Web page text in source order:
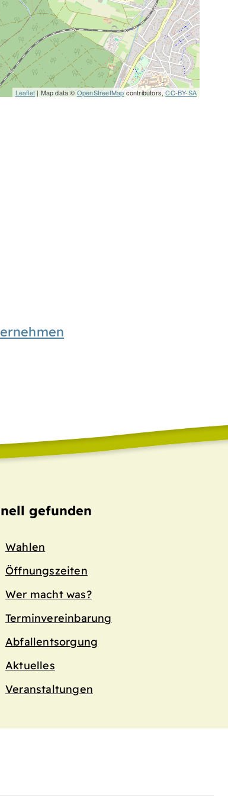
Leaflet| Map data ©OpenStreetMapcontributors,CC-BY-SA
gefunden
Wahlen
Öffnungszeiten
Wer macht was?
Terminvereinbarung
Abfallentsorgung
Aktuelles
Veranstaltungen